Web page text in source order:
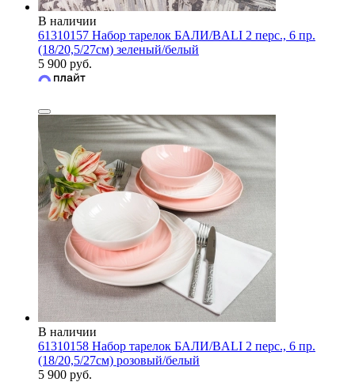
В наличии
61310157 Набор тарелок БАЛИ/BALI 2 перс., 6 пр.
(18/20,5/27см) зеленый/белый
5 900 руб.
В наличии
61310158 Набор тарелок БАЛИ/BALI 2 перс., 6 пр.
(18/20,5/27см) розовый/белый
5 900 руб.